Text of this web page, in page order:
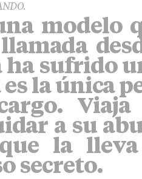
modelo
ha sufrido
la única
a su
la
secreto.